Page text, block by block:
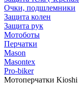
Очки, подшлемники
Защита колен
Защита рук
Мотоботы
Перчатки
Mason
Masontex
Pro-biker
Мотоперчатки